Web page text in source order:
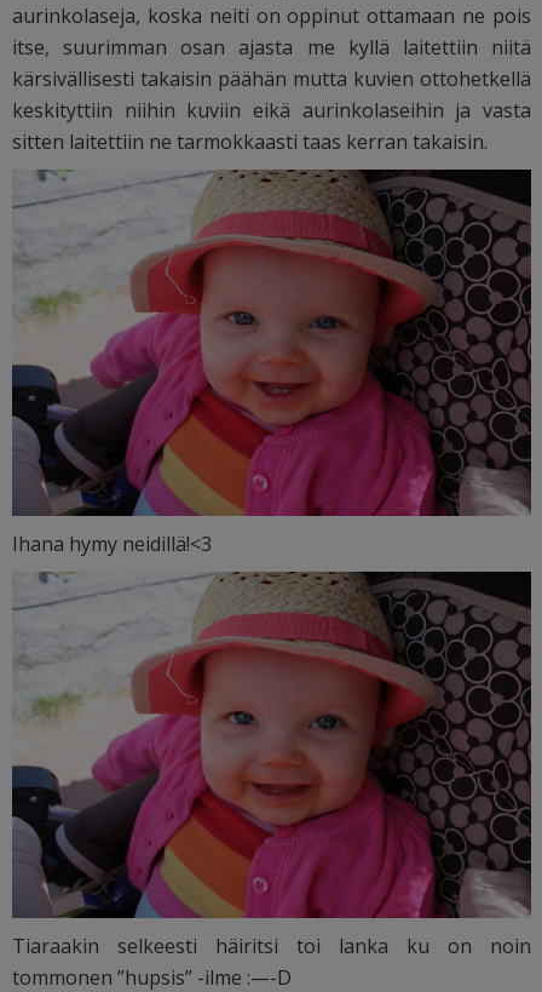
aurinkolaseja, koska neiti on oppinut ottamaan ne pois
itse, suurimman osan ajasta me kyllä laitettiin niitä
kärsivällisesti takaisin päähän mutta kuvien ottohetkellä
keskityttiin niihin kuviin eikä aurinkolaseihin ja vasta
sitten laitettiin ne tarmokkaasti taas kerran takaisin.
Ihana hymy neidillä!<3
Tiaraakin selkeesti häiritsi toi lanka ku on noin
tommonen ”hupsis” -ilme :—-D